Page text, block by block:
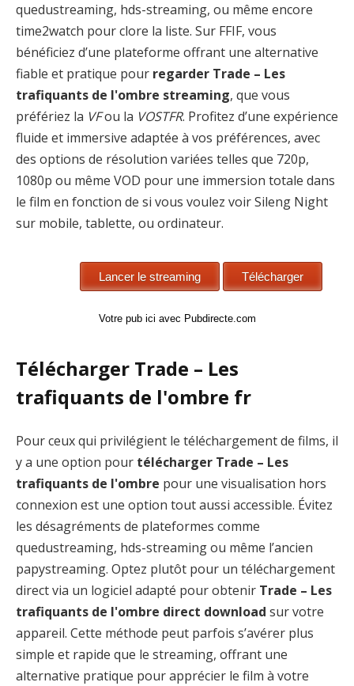
quedustreaming, hds-streaming, ou même encore
time2watch pour clore la liste. Sur FFIF, vous
bénéficiez d’une plateforme offrant une alternative
fiable et pratique pour regarder Trade – Les
trafiquants de l'ombre streaming, que vous
préfériez la VFou la VOSTFR. Profitez d’une expérience
fluide et immersive adaptée à vos préférences, avec
des options de résolution variées telles que 720p,
1080p ou même VOD pour une immersion totale dans
le film en fonction de si vous voulez voir Sileng Night
sur mobile, tablette, ou ordinateur.
Votre pub ici avec Pubdirecte.com
Télécharger Trade – Les
trafiquants de l'ombre fr
Pour ceux qui privilégient le téléchargement de films, il
y a une option pour télécharger Trade – Les
trafiquants de l'ombre pour une visualisation hors
connexion est une option tout aussi accessible. Évitez
les désagréments de plateformes comme
quedustreaming, hds-streaming ou même l’ancien
papystreaming. Optez plutôt pour un téléchargement
direct via un logiciel adapté pour obtenir Trade – Les
trafiquants de l'ombre direct download sur votre
appareil. Cette méthode peut parfois s’avérer plus
simple et rapide que le streaming, offrant une
alternative pratique pour apprécier le film à votre